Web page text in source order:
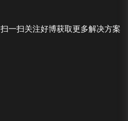
扫一扫关注好博获取更多解决方案